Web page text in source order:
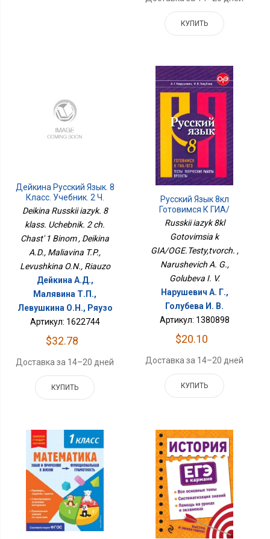
КУПИТЬ
Дейкина Русский Язык. 8
Класс. Учебник. 2 Ч.
Часть 1 Бином
Deikina Russkii iazyk. 8
klass. Uchebnik. 2 ch.
Chast' 1 Binom , Deikina
A.D., Maliavina T.P.,
Levushkina O.N., Riauzo
Дейкина А.Д.,
Малявина Т.П.,
Левушкина О.Н., Ряузо
Артикул: 1622744
$32.78
Доставка за 14–20 дней
КУПИТЬ
Русский Язык 8кл
Готовимся К ГИА/
ОГЭ.Тесты,творч.
Russkii iazyk 8kl
Gotovimsia k
GIA/OGE.Testy,tvorch. ,
Narushevich A. G.,
Golubeva I. V.
Нарушевич А. Г.,
Голубева И. В.
Артикул: 1380898
$20.10
Доставка за 14–20 дней
КУПИТЬ